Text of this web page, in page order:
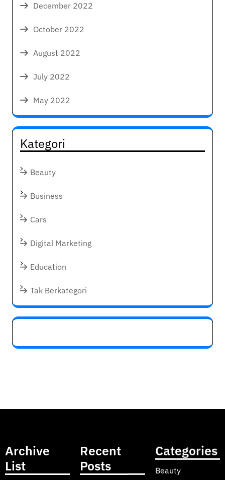
December 2022
October 2022
August 2022
July 2022
May 2022
Kategori
Beauty
Business
Cars
Digital Marketing
Education
Tak Berkategori
Archive
List
Recent
Posts
Categories
Beauty